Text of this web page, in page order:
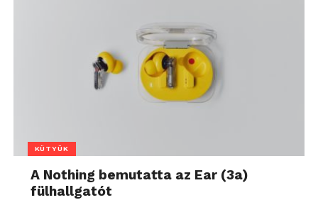
KÜTYÜK
A Nothing bemutatta az Ear (3a)
fülhallgatót